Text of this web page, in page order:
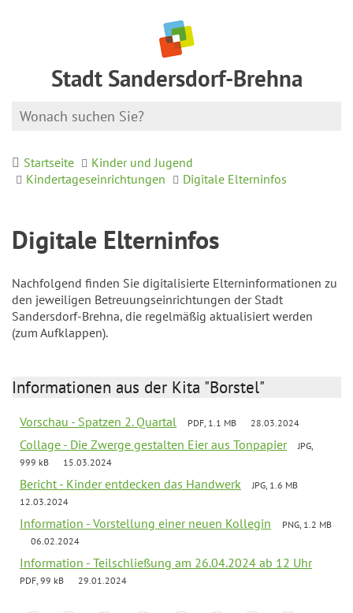
Stadt Sandersdorf-Brehna
Startseite
Kinder und Jugend
Kindertageseinrichtungen
Digitale Elterninfos
Digitale Elterninfos
Nachfolgend finden Sie digitalisierte Elterninformationen zu
den jeweiligen Betreuungseinrichtungen der Stadt
Sandersdorf-Brehna, die regelmäßig aktualisiert werden
(zum Aufklappen).
Informationen aus der Kita "Borstel"
Vorschau - Spatzen 2. Quartal PDF, 1.1 MB 28.03.2024
Collage - Die Zwerge gestalten Eier aus Tonpapier
JPG,
999 kB
15.03.2024
Bericht - Kinder entdecken das Handwerk
JPG, 1.6 MB
12.03.2024
Information - Vorstellung einer neuen Kollegin
PNG, 1.2 MB
06.02.2024
Information - Teilschließung am 26.04.2024 ab 12 Uhr
PDF, 99 kB 29.01.2024